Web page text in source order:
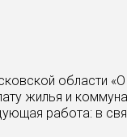
области
жилья и
работа: в